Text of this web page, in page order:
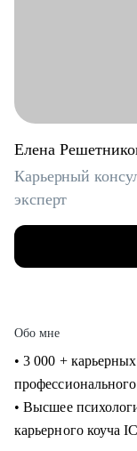
Елена
Карьерный
эксперт
Обо мне
• 3 000 +
• Высшее
карьерного коуча